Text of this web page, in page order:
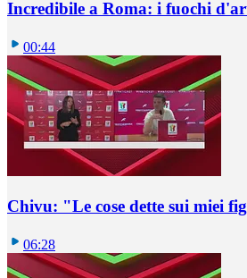
Incredibile a Roma: i fuochi
00:44
Chivu: "Le cose dette sui miei
06:28